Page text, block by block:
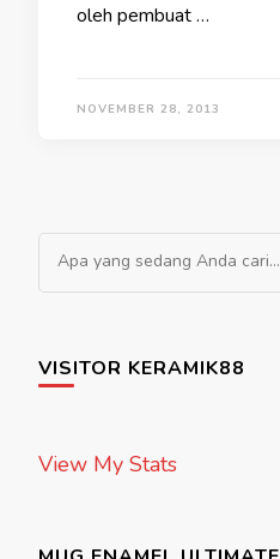
oleh pembuat …
NOVEMBER 28, 2013
Mencari Sesuatu?
VISITOR KERAMIK88
View My Stats